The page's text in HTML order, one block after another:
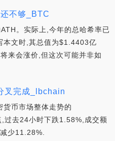
不够_BTC
。实际上,今年的总哈希率已
本文时,其总值为$1.4403亿
来会涨价,但这次可能并非如
叉完成_lbchain
币市场整体走势的
去24小时下跌1.58%,成交额
少11.28%.